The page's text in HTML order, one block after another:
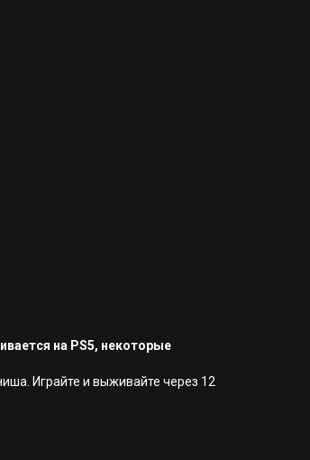
на PS5, некоторые
Играйте и выживайте через 12